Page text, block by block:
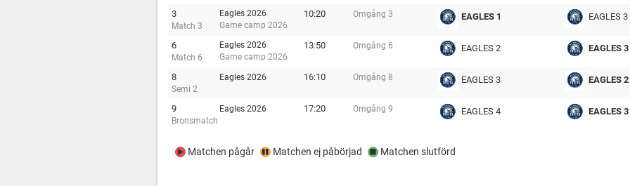
3
Match 3
Eagles 2026
Game camp 2026
10:20 Omgång 3 EAGLES 1 EAGLES 3
6
Match 6
Eagles 2026
Game camp 2026
13:50 Omgång 6 EAGLES 2 EAGLES 3
8
Semi 2
Eagles 2026 16:10 Omgång 8 EAGLES 3 EAGLES 2
9
Bronsmatch
Eagles 2026 17:20 Omgång 9 EAGLES 4 EAGLES 3
Matchen pågår Matchen ej påbörjad Matchen slutförd